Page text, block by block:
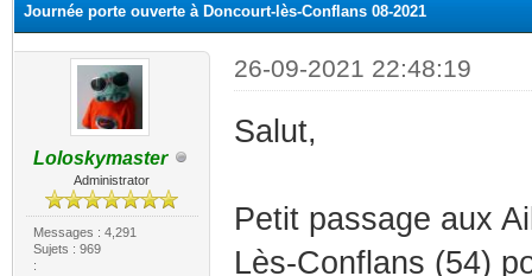
Journée porte ouverte à Doncourt-lès-Conflans 08-2021
Loloskymaster
Administrator
Messages : 4,291
Sujets : 969
:
26-09-2021 22:48:19
Salut,
Petit passage aux
Lès-Conflans (54)